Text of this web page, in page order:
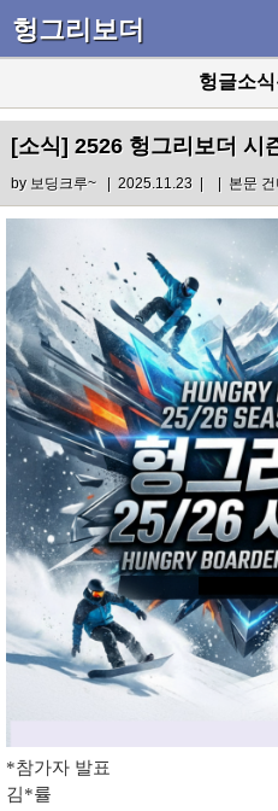
헝그리보더
헝글소
[소식] 2526 헝그리보더 시
by 보딩크루~| 2025.11.23 | | 본문
*참가자 발표
김*률